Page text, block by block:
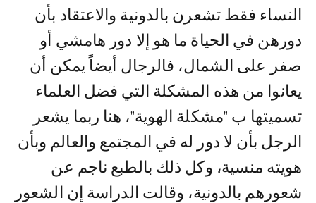
النساء فقط تشعرن بالدونية والاعتقاد بأن
دورهن في الحياة ما هو إلا دور هامشي أو
صفر على الشمال، فالرجال أيضاً يمكن أن
يعانوا من هذه المشكلة التي فضل العلماء
تسميتها ب "مشكلة الهوية"، هنا ربما يشعر
الرجل بأن لا دور له في المجتمع والعالم وبأن
هويته منسية، وكل ذلك بالطبع ناجم عن
شعورهم بالدونية، وقالت الدراسة إن الشعور